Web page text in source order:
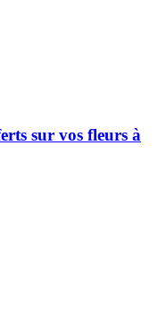
sur vos fleurs à